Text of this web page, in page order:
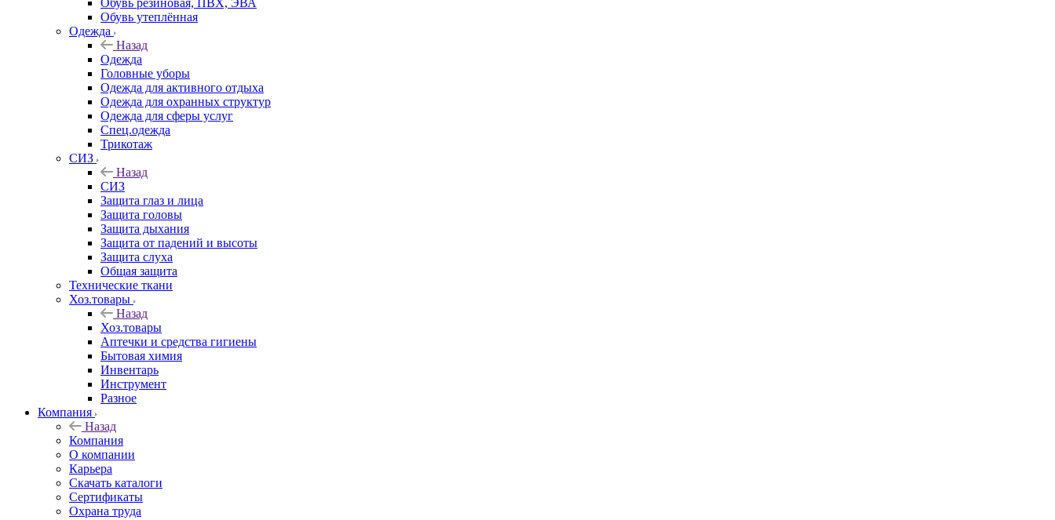
Обувь резиновая, ПВХ, ЭВА
Обувь утеплённая
Одежда
Назад
Одежда
Головные уборы
Одежда для активного отдыха
Одежда для охранных структур
Одежда для сферы услуг
Спец.одежда
Трикотаж
СИЗ
Назад
СИЗ
Защита глаз и лица
Защита головы
Защита дыхания
Защита от падений и высоты
Защита слуха
Общая защита
Технические ткани
Хоз.товары
Назад
Хоз.товары
Аптечки и средства гигиены
Бытовая химия
Инвентарь
Инструмент
Разное
Компания
Назад
Компания
О компании
Карьера
Cкачать каталоги
Сертификаты
Охрана труда